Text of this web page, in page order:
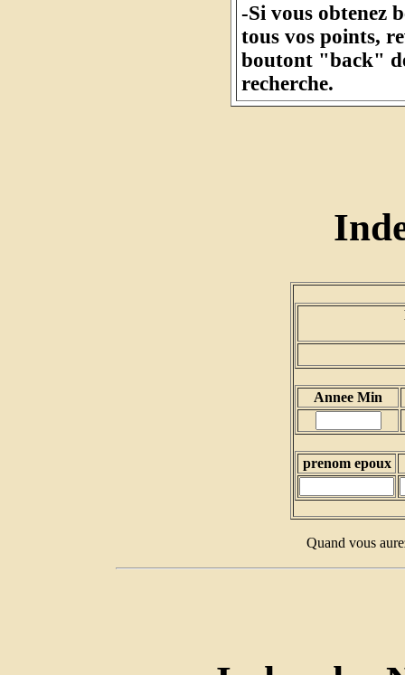
-Si vous obtenez
tous vos points,
boutont "back"
recherche.
Annee Min
prenom epoux
Quand vous